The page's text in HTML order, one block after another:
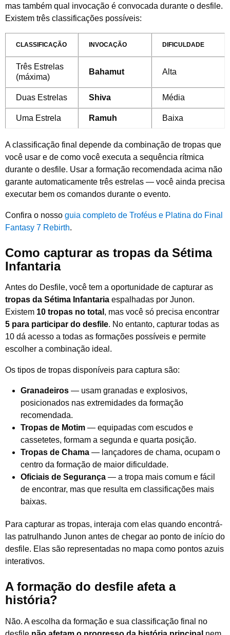
mas também qual invocação é convocada durante o desfile.
Existem três classificações possíveis:
CLASSIFICAÇÃO INVOCAÇÃO DIFICULDADE
Três Estrelas
(máxima)
Bahamut Alta
Duas Estrelas Shiva Média
Uma Estrela Ramuh Baixa
A classificação final depende da combinação de tropas que
você usar e de como você executa a sequência rítmica
durante o desfile. Usar a formação recomendada acima não
garante automaticamente três estrelas — você ainda precisa
executar bem os comandos durante o evento.
Confira o nosso guia completo de Troféus e Platina do Final
Fantasy 7 Rebirth.
Como capturar as tropas da Sétima
Infantaria
Antes do Desfile, você tem a oportunidade de capturar as
tropas da Sétima Infantaria espalhadas por Junon.
Existem 10 tropas no total , mas você só precisa encontrar
5 para participar do desfile. No entanto, capturar todas as
10 dá acesso a todas as formações possíveis e permite
escolher a combinação ideal.
Os tipos de tropas disponíveis para captura são:
Granadeiros — usam granadas e explosivos,
posicionados nas extremidades da formação
recomendada.
Tropas de Motim — equipadas com escudos e
cassetetes, formam a segunda e quarta posição.
Tropas de Chama — lançadores de chama, ocupam o
centro da formação de maior dificuldade.
Oficiais de Segurança — a tropa mais comum e fácil
de encontrar, mas que resulta em classificações mais
baixas.
Para capturar as tropas, interaja com elas quando encontrá-
las patrulhando Junon antes de chegar ao ponto de início do
desfile. Elas são representadas no mapa como pontos azuis
interativos.
A formação do desfile afeta a
história?
Não. A escolha da formação e sua classificação final no